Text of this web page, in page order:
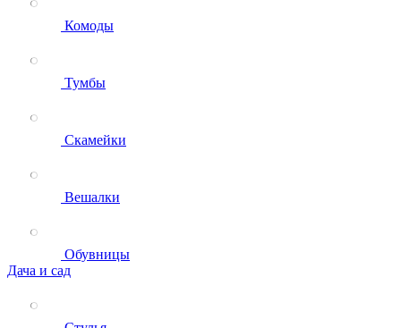
Комоды
Тумбы
Скамейки
Вешалки
Обувницы
Дача и сад